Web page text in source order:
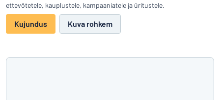
ettevõtetele, kauplustele, kampaaniatele ja üritustele.
Kujundus Kuva rohkem